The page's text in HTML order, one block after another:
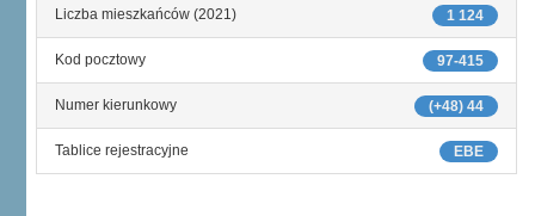
1 124
Liczba mieszkańców (2021)
97-415
Kod pocztowy
(+48) 44
Numer kierunkowy
EBE
Tablice rejestracyjne